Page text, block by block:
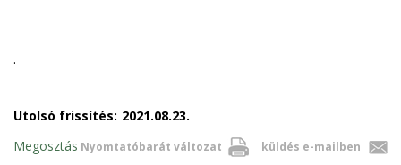
.
Utolsó frissítés: 2021.08.23.
Nyomtatóbarát változat küldés e-mailben
Megosztás